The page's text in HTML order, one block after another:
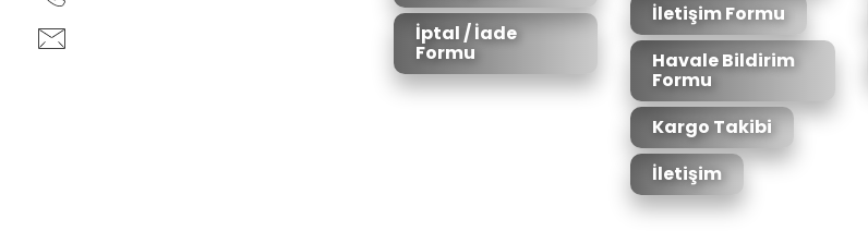
İptal / İade
Formu
İletişim Formu
Havale Bildirim
Formu
Kargo Takibi
İletişim